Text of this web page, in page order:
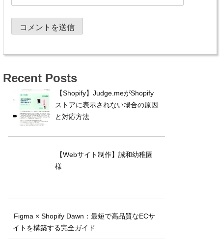
Recent Posts
【Shopify】Judge.meがShopify
ストアに表示されない場合の原因
と対応方法
【Webサイト制作】誠和幼稚園
様
Figma × Shopify Dawn：最短で高品質なECサ
イトを構築する完全ガイド